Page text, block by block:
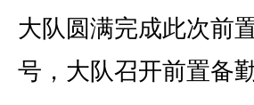
大队圆满完成此次前
号，大队召开前置备